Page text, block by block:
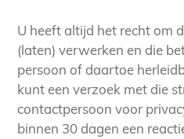
U heeft altijd het recht om
(laten) verwerken en die
persoon of daartoe
kunt een verzoek met die
contactpersoon voor
binnen 30 dagen een